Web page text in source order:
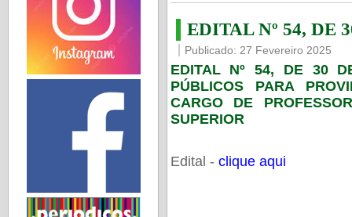
EDITAL Nº 54, DE
Publicado: 27 Fevereiro 2025
EDITAL Nº 54, DE 30
PÚBLICOS PARA
CARGO DE
SUPERIOR
Edital - clique aqui